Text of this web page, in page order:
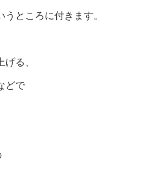
ところに付きます。
る、
どで